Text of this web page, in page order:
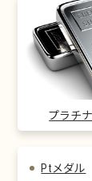
プラチ
Ptメダル